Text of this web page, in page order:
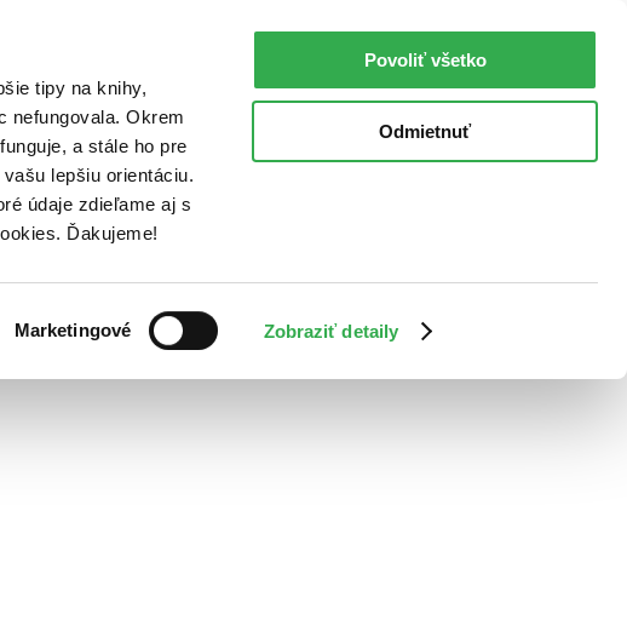
tipy na knihy,
nefungovala. Okrem
a stále ho pre
lepšiu orientáciu.
údaje zdieľame aj s
Ďakujeme!
Marketingové Zobraziť detaily
Povoliť všetko
Odmietnuť